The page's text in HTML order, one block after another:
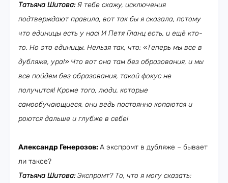
Татьяна Шитова:Я тебе скажу, исключения
подтверждают правила, вот так бы я сказала, потому
что единицы есть у нас! И Петя Гланц есть, и ещё кто-
то. Но это единицы. Нельзя так, что: «Теперь мы все в
дубляже, ура!» Что вот она там без образования, и мы
все пойдем без образования, такой фокус не
получится! Кроме того, люди, которые
самообучающиеся, они ведь постоянно копаются и
роются дальше и глубже в себе!
Александр Генерозов:А экспромт в дубляже – бывает
ли такое?
Татьяна Шитова:Экспромт? То, что я могу сказать: